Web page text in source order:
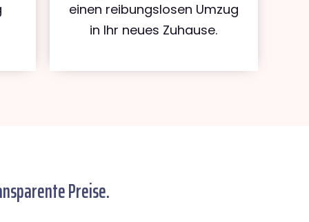
einen reibungslosen Umzug
in Ihr neues Zuhause.
Preise.